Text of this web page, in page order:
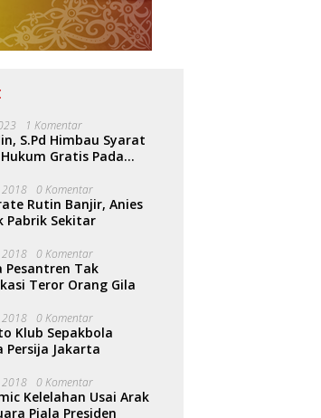
1 Komentar
S.Pd Himbau Syarat
Gratis Pada
2018 0 Komentar
Rutin Banjir, Anies
Pabrik Sekitar
2018 0 Komentar
Pesantren Tak
Teror Orang Gila
2018 0 Komentar
Klub Sepakbola
Persija Jakarta
2018 0 Komentar
Kelelahan Usai Arak
Piala Presiden